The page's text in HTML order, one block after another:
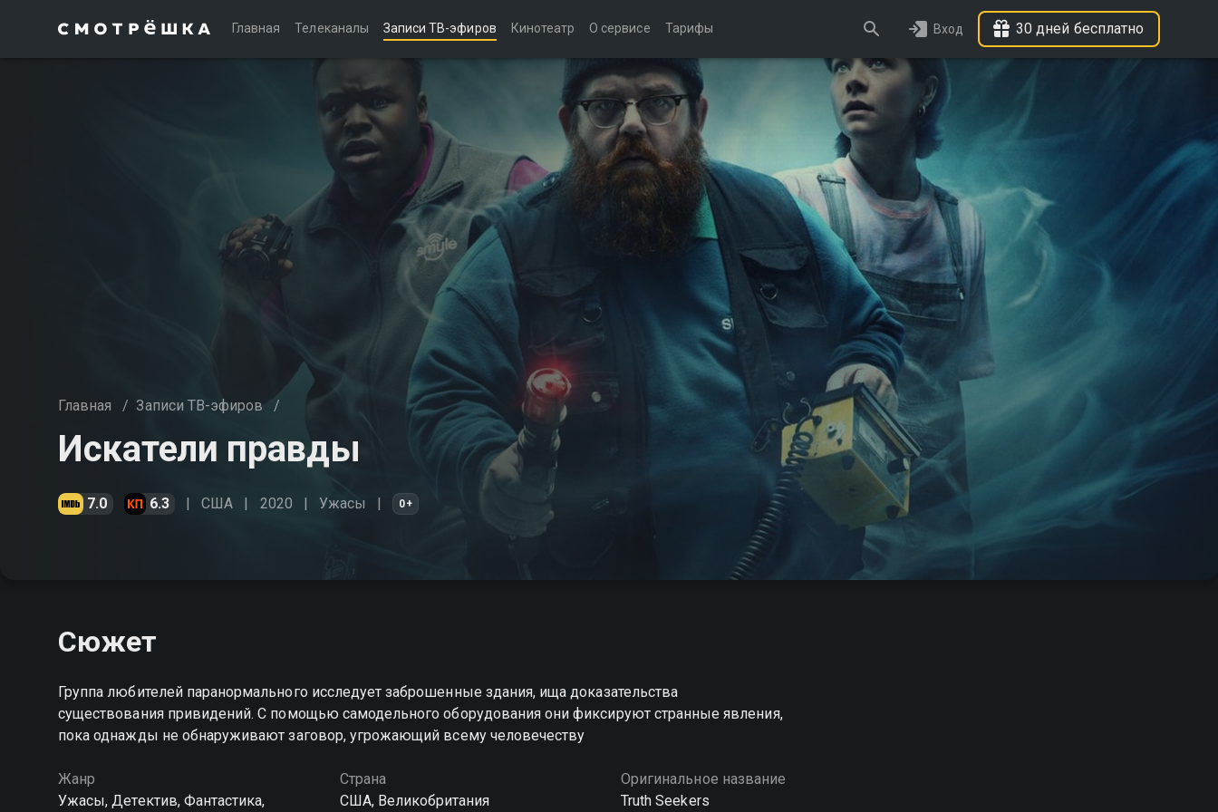
Главная Телеканалы Записи ТВ-эфиров Кинотеатр О сервисе Тарифы Вход 30 дней бесплатно
Главная / Записи ТВ-эфиров /
Искатели правды
7.0 6.3 США 2020 Ужасы 0+
Сюжет
Группа любителей паранормального исследует заброшенные здания, ища доказательства
существования привидений. С помощью самодельного оборудования они фиксируют странные явления,
пока однажды не обнаруживают заговор, угрожающий всему человечеству
Жанр
Ужасы, Детектив, Фантастика,
Страна
США, Великобритания
Оригинальное название
Truth Seekers